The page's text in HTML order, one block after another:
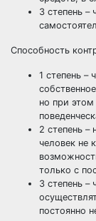
3 степень –
Способность
1 степень –
но при этом
2 степень –
человек не
только с
3 степень –
постоянно